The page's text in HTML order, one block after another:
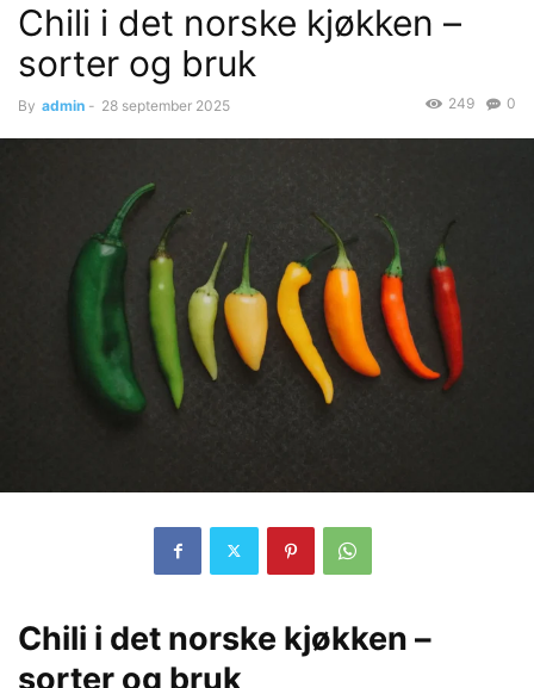
Chili i det norske kjøkken –
sorter og bruk
By admin - 28 september 2025 0
249
Chili i det norske kjøkken –
sorter og bruk